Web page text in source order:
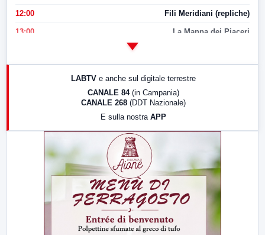
12:00 Fili Meridiani (repliche)
13:00 La Mappa dei Piaceri
LABTV e anche sul digitale terrestre
CANALE 84 (in Campania)
CANALE 268 (DDT Nazionale)
E sulla nostra APP